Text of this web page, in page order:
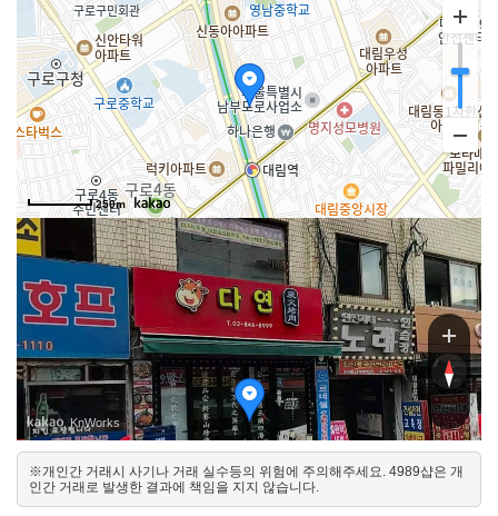
250m
29길
29길
남서
북동
, KnWorks
※개인간 거래시 사기나 거래 실수등의 위험에 주의해주세요. 4989샵은 개
인간 거래로 발생한 결과에 책임을 지지 않습니다.